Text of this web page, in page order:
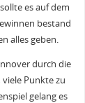
es auf dem
bestand
alles geben.
durch die
Punkte zu
gelang es